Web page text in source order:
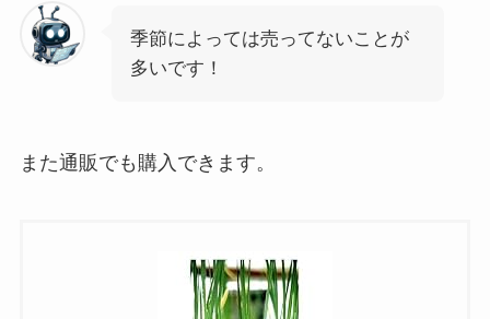
季節によっては売ってないことが
多いです！
また通販でも購入できます。